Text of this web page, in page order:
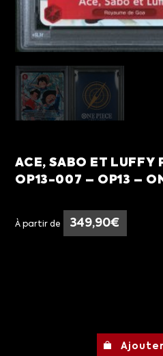
ACE, SABO ET LUFFY
OP13-007 – OP13 –
À partir de 349,90€